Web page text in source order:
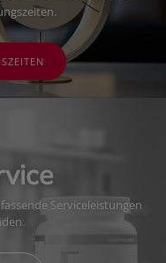
Serviceleistungen